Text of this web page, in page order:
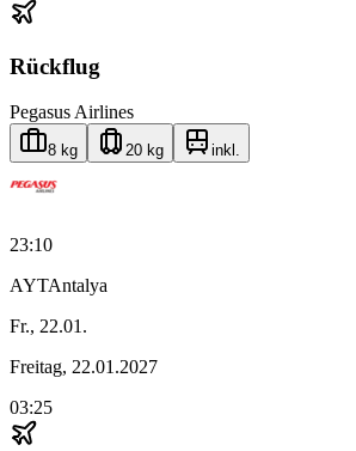
Rückflug
Pegasus Airlines
8 kg 20 kg inkl.
23:10
AYTAntalya
Fr., 22.01.
Freitag, 22.01.2027
03:25